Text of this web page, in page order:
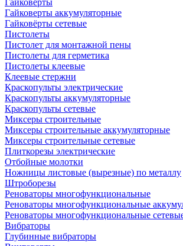
Гайковёрты
Гайковерты аккумуляторные
Гайковёрты сетевые
Пистолеты
Пистолет для монтажной пены
Пистолеты для герметика
Пистолеты клеевые
Клеевые стержни
Краскопульты электрические
Краскопульты аккумуляторные
Краскопульты сетевые
Миксеры строительные
Миксеры строительные аккумуляторные
Миксеры строительные сетевые
Плиткорезы электрические
Отбойные молотки
Ножницы листовые (вырезные) по металлу
Штроборезы
Реноваторы многофункциональные
Реноваторы многофункциональные
Реноваторы многофункциональные
Вибраторы
Глубинные вибраторы